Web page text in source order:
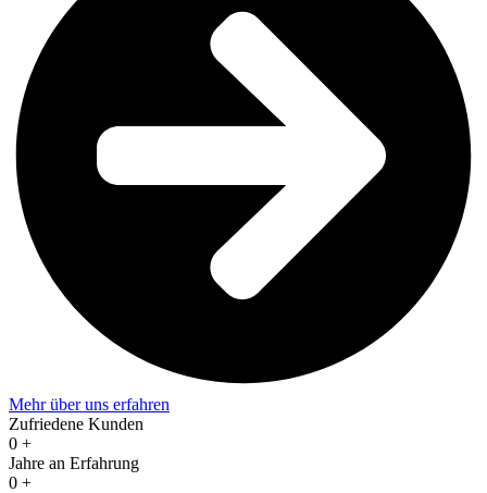
Mehr über uns erfahren
Zufriedene Kunden
0 +
Jahre an Erfahrung
0 +